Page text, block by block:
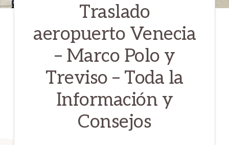
Traslado
aeropuerto Venecia
– Marco Polo y
Treviso – Toda la
Información y
Consejos